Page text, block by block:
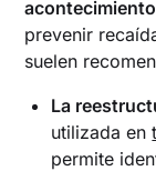
prevenir
suelen
La
utilizada en
permite